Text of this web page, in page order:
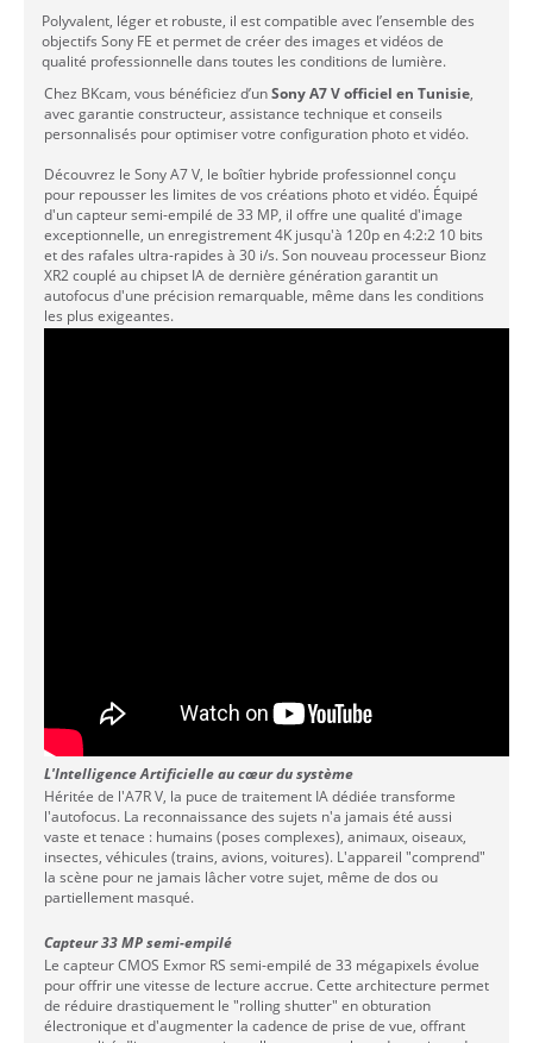
Polyvalent, léger et robuste, il est compatible avec l’ensemble des
objectifs Sony FE et permet de créer des images et vidéos de
qualité professionnelle dans toutes les conditions de lumière.
Chez BKcam, vous bénéficiez d’unSony A7 V officiel en Tunisie,
avec garantie constructeur, assistance technique et conseils
personnalisés pour optimiser votre configuration photo et vidéo.
Découvrez le Sony A7 V, le boîtier hybride professionnel conçu
pour repousser les limites de vos créations photo et vidéo. Équipé
d'un capteur semi-empilé de 33 MP, il offre une qualité d'image
exceptionnelle, un enregistrement 4K jusqu'à 120p en 4:2:2 10 bits
et des rafales ultra-rapides à 30 i/s. Son nouveau processeur Bionz
XR2 couplé au chipset IA de dernière génération garantit un
autofocus d'une précision remarquable, même dans les conditions
les plus exigeantes.
L'Intelligence Artificielle au cœur du système
Héritée de l'A7R V, la puce de traitement IA dédiée transforme
l'autofocus. La reconnaissance des sujets n'a jamais été aussi
vaste et tenace : humains (poses complexes), animaux, oiseaux,
insectes, véhicules (trains, avions, voitures). L'appareil "comprend"
la scène pour ne jamais lâcher votre sujet, même de dos ou
partiellement masqué.
Capteur 33 MP semi-empilé
Le capteur CMOS Exmor RS semi-empilé de 33 mégapixels évolue
pour offrir une vitesse de lecture accrue. Cette architecture permet
de réduire drastiquement le "rolling shutter" en obturation
électronique et d'augmenter la cadence de prise de vue, offrant